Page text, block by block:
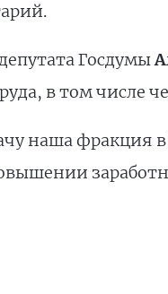
Госдумы
в том числе
наша фракция